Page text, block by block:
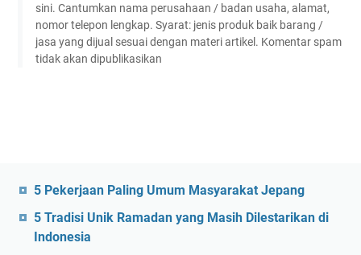
sini. Cantumkan nama perusahaan / badan usaha, alamat,
nomor telepon lengkap. Syarat: jenis produk baik barang /
jasa yang dijual sesuai dengan materi artikel. Komentar spam
tidak akan dipublikasikan
5 Pekerjaan Paling Umum Masyarakat Jepang
5 Tradisi Unik Ramadan yang Masih Dilestarikan di
Indonesia